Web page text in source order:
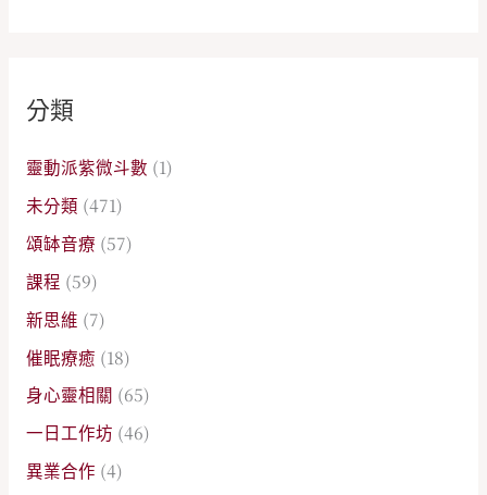
分類
靈動派紫微斗數 (1)
未分類 (471)
頌缽音療 (57)
課程 (59)
新思維 (7)
催眠療癒 (18)
身心靈相關 (65)
一日工作坊 (46)
異業合作 (4)